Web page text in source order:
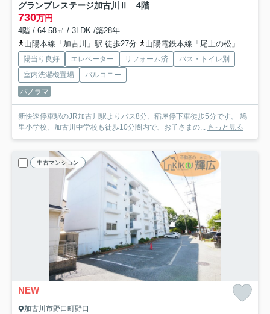
グランプレステージ加古川Ⅱ 4階
730万円
4階 / 64.58㎡ / 3LDK /築28年
山陽本線「加古川」駅 徒歩27分
山陽電鉄本線「尾上の松」駅 徒歩29分
陽当り良好 エレベーター リフォーム済
バス・トイレ別
室内洗濯機置場
バルコニー
パノラマ
新快速停車駅のJR加古川駅よりバス8分、稲屋停下車徒歩5分です。 鳩
里小学校、加古川中学校も徒歩10分圏内で、お子さまの... もっと見る
中古マンション
NEW
加古川市野口町野口